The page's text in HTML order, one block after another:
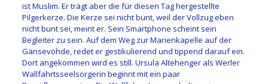
ist Muslim. Er trägt aber die für diesen Tag hergestellte
Pilgerkerze. Die Kerze sei nicht bunt, weil der Vollzug eben
nicht bunt sei, meint er. Sein Smartphone scheint sein
Begleiter zu sein. Auf dem Weg zur Marienkapelle auf der
Gänsevöhde, redet er gestikulierend und tippend darauf ein.
Dort angekommen wird es still. Ursula Altehenger als Werler
Wallfahrtsseelsorgerin beginnt mit ein paar